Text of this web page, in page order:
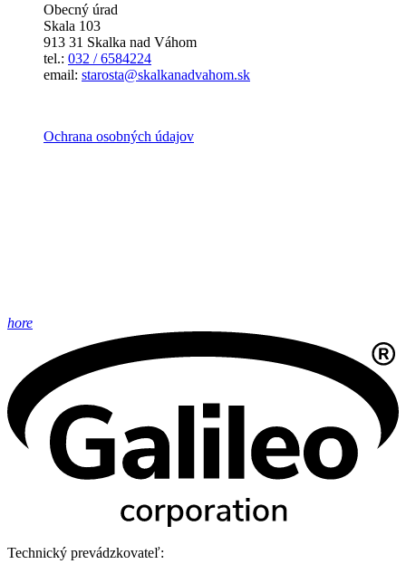
Obecný úrad
Skala 103
913 31 Skalka nad Váhom
tel.: 032 / 6584224
email: starosta@skalkanadvahom.sk
Ochrana osobných údajov
hore
Technický prevádzkovateľ: